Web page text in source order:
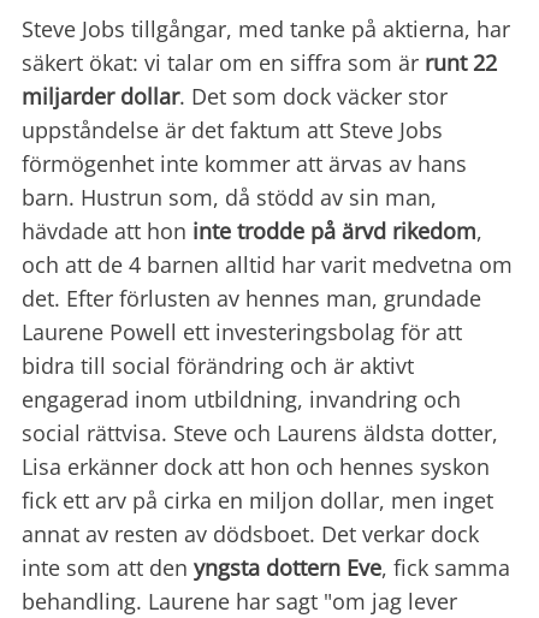
Steve Jobs tillgångar, med tanke på aktierna, har
säkert ökat: vi talar om en siffra som är runt 22
miljarder dollar. Det som dock väcker stor
uppståndelse är det faktum att Steve Jobs
förmögenhet inte kommer att ärvas av hans
barn. Hustrun som, då stödd av sin man,
hävdade att hon inte trodde på ärvd rikedom,
och att de 4 barnen alltid har varit medvetna om
det. Efter förlusten av hennes man, grundade
Laurene Powell ett investeringsbolag för att
bidra till social förändring och är aktivt
engagerad inom utbildning, invandring och
social rättvisa. Steve och Laurens äldsta dotter,
Lisa erkänner dock att hon och hennes syskon
fick ett arv på cirka en miljon dollar, men inget
annat av resten av dödsboet. Det verkar dock
inte som att den yngsta dottern Eve, fick samma
behandling. Laurene har sagt "om jag lever